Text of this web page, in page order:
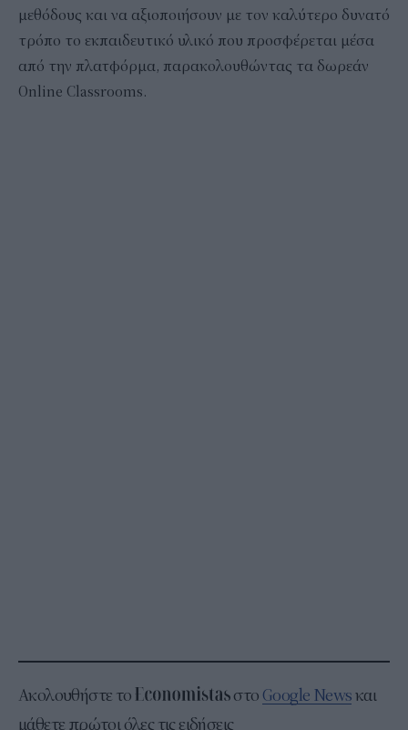
μεθόδους και να αξιοποιήσουν με τον καλύτερο δυνατό
τρόπο το εκπαιδευτικό υλικό που προσφέρεται μέσα
από την πλατφόρμα, παρακολουθώντας τα δωρεάν
Online Classrooms.
Ακολουθήστε το στο Google Newsκαι
μάθετε πρώτοι όλες τις ειδήσεις